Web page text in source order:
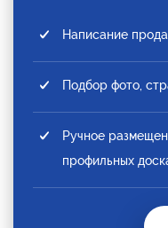
Написание
Подбор фото,
Ручное
профильных